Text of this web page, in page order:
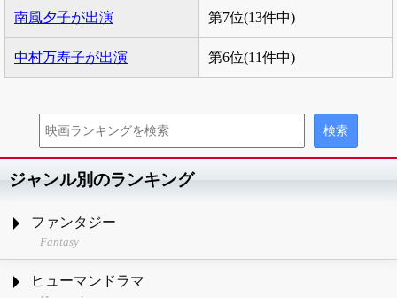
南風夕子が出演 第7位(13件中)
中村万寿子が出演 第6位(11件中)
ジャンル別のランキング
ファンタジー
Fantasy
ヒューマンドラマ